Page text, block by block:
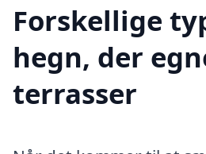
Forskellige
hegn, der
terrasser